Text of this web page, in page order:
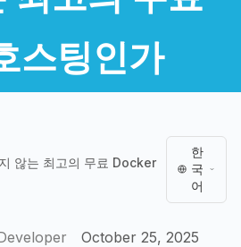
스팅인가
않는 최고의 무료 Docker
한
국
어
October 25, 2025